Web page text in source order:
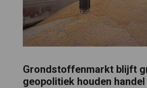
Grondstoffenmarkt blijft
geopolitiek houden